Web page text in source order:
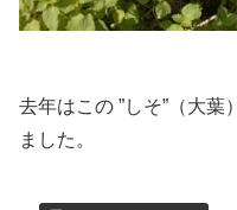
去年はこの ”しそ”（大
ました。